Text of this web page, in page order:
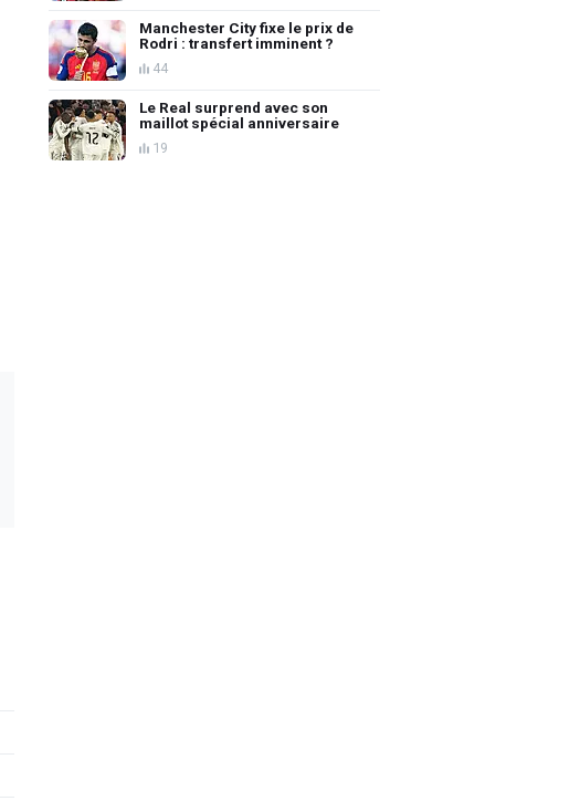
Manchester City fixe le prix de
Rodri : transfert imminent ?
44
Le Real surprend avec son
maillot spécial anniversaire
19